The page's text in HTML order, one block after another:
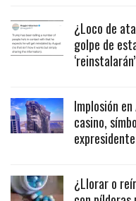
¿Loco de
golpe de
Implosión
casino,
expresidente
¿Llorar o